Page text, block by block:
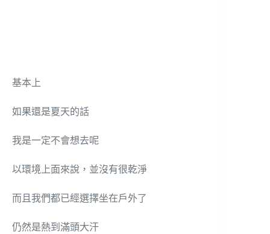
基本上
如果還是夏天的話
我是一定不會想去呢
以環境上面來說，並沒有很乾淨
而且我們都已經選擇坐在戶外了
仍然是熱到滿頭大汗